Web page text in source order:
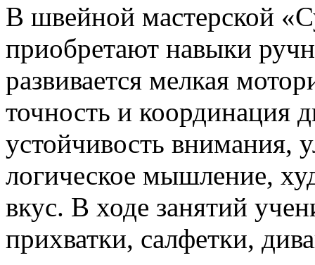
В швейной мастерской
приобретают навыки
развивается мелкая
точность и координация
устойчивость внимания,
логическое мышление,
вкус. В ходе занятий
прихватки, салфетки,